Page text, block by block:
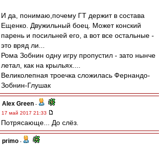
И да, понимаю,почему ГТ держит в состава
Ещенко. Двужильный боец. Может конский
парень и посильней его, а вот все остальные -
это вряд ли...
Рома Зобнин одну игру пропустил - зато нынче
летал, как на крыльях....
Великолепная троечка сложилась Фернандо-
Зобнин-Глушак
Alex Green -
17 май 2017 21:33
Потрясающе... До слёз.
primo -